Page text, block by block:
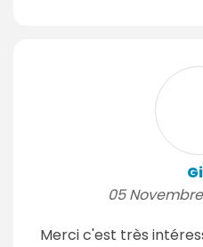
05
Merci c'est très